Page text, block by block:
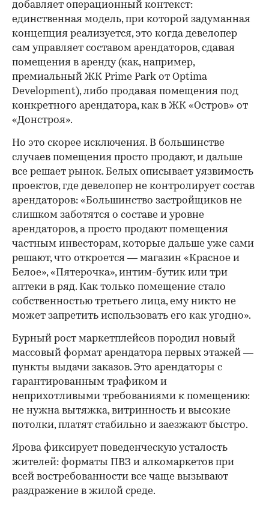
добавляет операционный контекст:
единственная модель, при которой задуманная
концепция реализуется, это когда девелопер
сам управляет составом арендаторов, сдавая
помещения в аренду (как, например,
премиальный ЖК Prime Park от Optima
Development), либо продавая помещения под
конкретного арендатора, как в ЖК «Остров» от
«Донстроя».
Но это скорее исключения. В большинстве
случаев помещения просто продают, и дальше
все решает рынок. Белых описывает уязвимость
проектов, где девелопер не контролирует состав
арендаторов: «Большинство застройщиков не
слишком заботятся о составе и уровне
арендаторов, а просто продают помещения
частным инвесторам, которые дальше уже сами
решают, что откроется — магазин «Красное и
Белое», «Пятерочка», интим-бутик или три
аптеки в ряд. Как только помещение стало
собственностью третьего лица, ему никто не
может запретить использовать его как угодно».
Бурный рост маркетплейсов породил новый
массовый формат арендатора первых этажей —
пункты выдачи заказов. Это арендаторы с
гарантированным трафиком и
неприхотливыми требованиями к помещению:
не нужна вытяжка, витринность и высокие
потолки, платят стабильно и заезжают быстро.
Ярова фиксирует поведенческую усталость
жителей: форматы ПВЗ и алкомаркетов при
всей востребованности все чаще вызывают
раздражение в жилой среде.